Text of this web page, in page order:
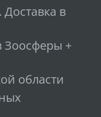
в
Зоосферы +
области